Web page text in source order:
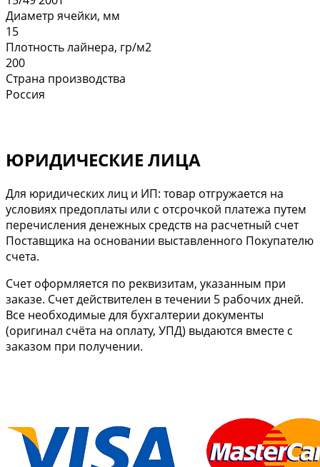
Диаметр ячейки, мм
15
Плотность лайнера, гр/м2
200
Страна производства
Россия
ЮРИДИЧЕСКИЕ ЛИЦА
Для юридических лиц и ИП: товар отгружается на
условиях предоплаты или с отсрочкой платежа путем
перечисления денежных средств на расчетный счет
Поставщика на основании выставленного Покупателю
счета.
Cчет оформляется по реквизитам, указанным при
заказе. Счет действителен в течении 5 рабочих дней.
Все необходимые для бухгалтерии документы
(оригинал счёта на оплату, УПД) выдаются вместе с
заказом при получении.